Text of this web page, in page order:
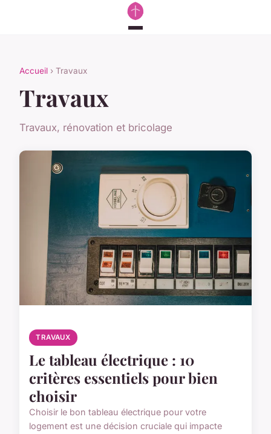
Accueil › Travaux
Travaux
Travaux, rénovation et bricolage
TRAVAUX
Le tableau électrique : 10
critères essentiels pour bien
choisir
Choisir le bon tableau électrique pour votre
logement est une décision cruciale qui impacte